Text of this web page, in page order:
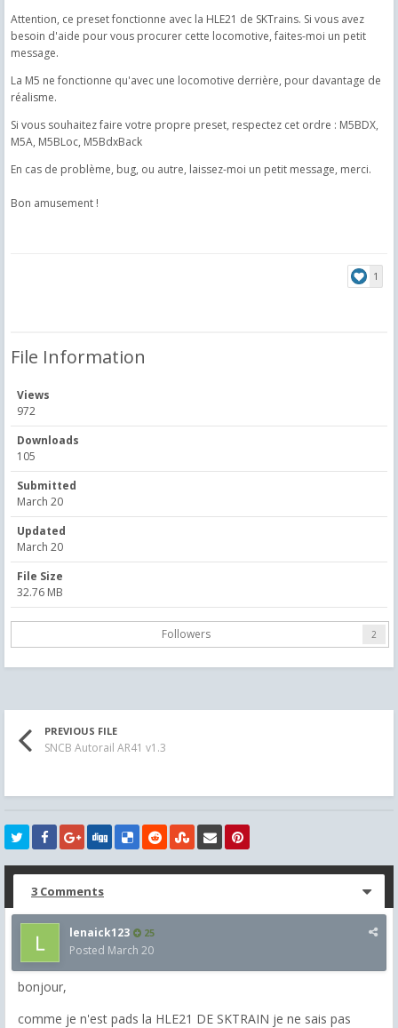
Attention, ce preset fonctionne avec la HLE21 de SKTrains. Si vous avez
besoin d'aide pour vous procurer cette locomotive, faites-moi un petit
message.
La M5 ne fonctionne qu'avec une locomotive derrière, pour davantage de
réalisme.
Si vous souhaitez faire votre propre preset, respectez cet ordre : M5BDX,
M5A, M5BLoc, M5BdxBack
En cas de problème, bug, ou autre, laissez-moi un petit message, merci.
Bon amusement !
1
File Information
Views
972
Downloads
105
Submitted
March 20
Updated
March 20
File Size
32.76 MB
Followers 2
PREVIOUS FILE
SNCB Autorail AR41 v1.3
3 Comments
lenaick123 25
Posted March 20
bonjour,
comme je n'est pads la HLE21 DE SKTRAIN je ne sais pas